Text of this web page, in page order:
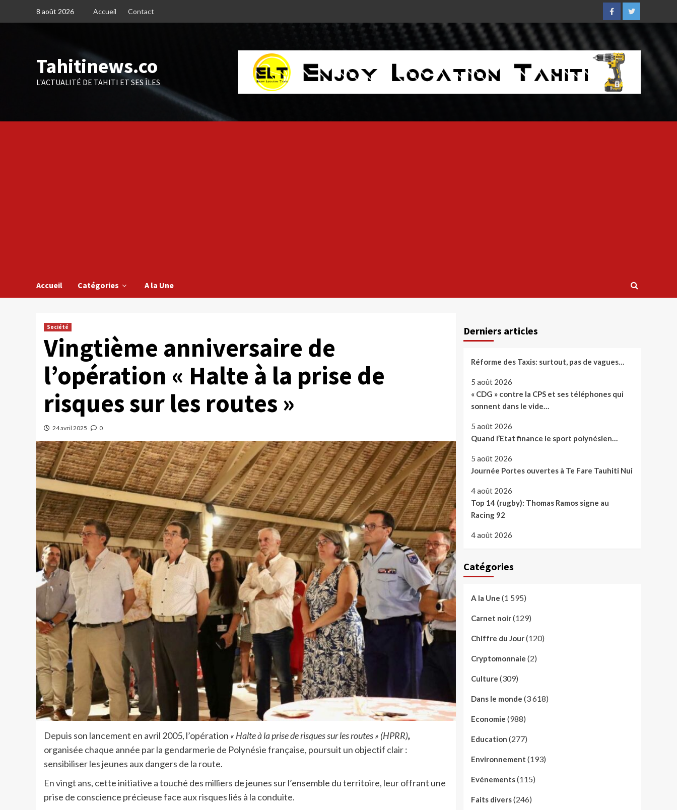
8 août 2026 Accueil Contact
FacebookTwitter
Tahitinews.co
L'ACTUALITÉ DE TAHITI ET SES ÎLES
Accueil Catégories A la Une
Société
Vingtième anniversaire de
l’opération « Halte à la prise de
risques sur les routes »
24 avril 2025 0
Depuis son lancement en avril 2005, l’opération « Halte à la prise de risques sur les routes » (HPRR),
organisée chaque année par la gendarmerie de Polynésie française, poursuit un objectif clair :
sensibiliser les jeunes aux dangers de la route.
En vingt ans, cette initiative a touché des milliers de jeunes sur l’ensemble du territoire, leur offrant une
prise de conscience précieuse face aux risques liés à la conduite.
Derniers articles
Réforme des Taxis: surtout, pas de vagues…
5 août 2026
« CDG » contre la CPS et ses téléphones qui
sonnent dans le vide…
5 août 2026
Quand l’Etat finance le sport polynésien…
5 août 2026
Journée Portes ouvertes à Te Fare Tauhiti Nui
4 août 2026
Top 14 (rugby): Thomas Ramos signe au
Racing 92
4 août 2026
Catégories
A la Une (1 595)
Carnet noir(129)
Chiffre du Jour(120)
Cryptomonnaie (2)
Culture (309)
Dans le monde (3 618)
Economie (988)
Education (277)
Environnement (193)
Evénements(115)
Faits divers(246)